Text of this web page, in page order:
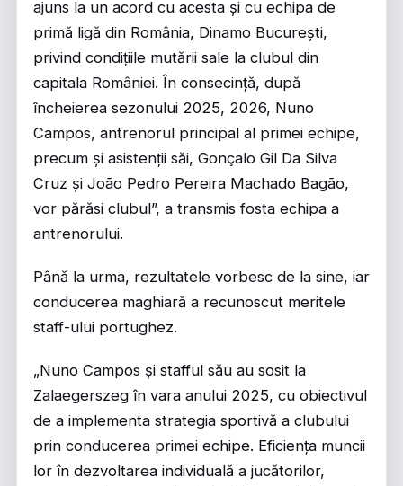
ajuns la un acord cu acesta și cu echipa de
primă ligă din România, Dinamo București,
privind condițiile mutării sale la clubul din
capitala României. În consecință, după
încheierea sezonului 2025, 2026, Nuno
Campos, antrenorul principal al primei echipe,
precum și asistenții săi, Gonçalo Gil Da Silva
Cruz și João Pedro Pereira Machado Bagão,
vor părăsi clubul”, a transmis fosta echipa a
antrenorului.
Până la urma, rezultatele vorbesc de la sine, iar
conducerea maghiară a recunoscut meritele
staff-ului portughez.
„Nuno Campos și stafful său au sosit la
Zalaegerszeg în vara anului 2025, cu obiectivul
de a implementa strategia sportivă a clubului
prin conducerea primei echipe. Eficiența muncii
lor în dezvoltarea individuală a jucătorilor,